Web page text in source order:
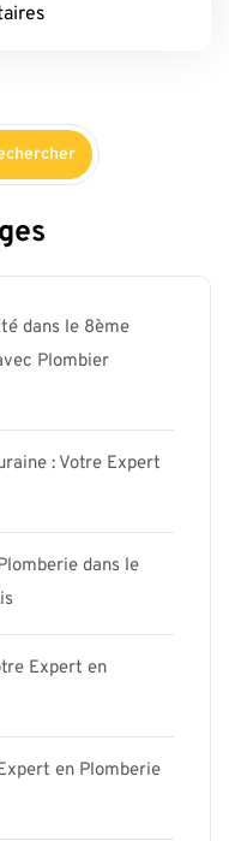
dans le 8ème
Plombier
: Votre Expert
dans le
Expert en
en Plomberie